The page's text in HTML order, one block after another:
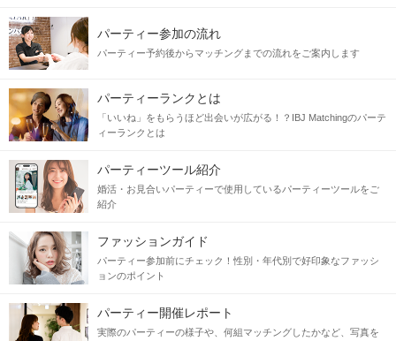
◆同じ価値観の方と出会いたい
そんな思いを持つ皆様だからこそ、
結婚後もきっと安心、安泰な生活が出来そう
当日の流れ
STEP1 受付開始
パーティー参加の流れ
パーティー予約後からマッチングまでの流れをご案内します
パーティーランクとは
「いいね」をもらうほど出会いが広がる！？IBJ Matchingのパーテ
ィーランクとは
パーティーツール紹介
婚活・お見合いパーティーで使用しているパーティーツールをご
紹介
ファッションガイド
パーティー参加前にチェック！性別・年代別で好印象なファッシ
ョンのポイント
パーティー開催レポート
実際のパーティーの様子や、何組マッチングしたかなど、写真を